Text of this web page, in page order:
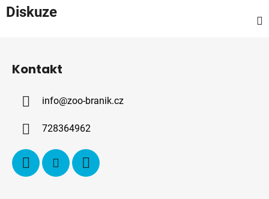
Diskuze
Kontakt
info@zoo-branik.cz
728364962